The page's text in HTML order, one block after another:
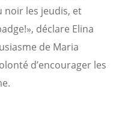
noir les jeudis, et
déclare Elina
de Maria
d’encourager les